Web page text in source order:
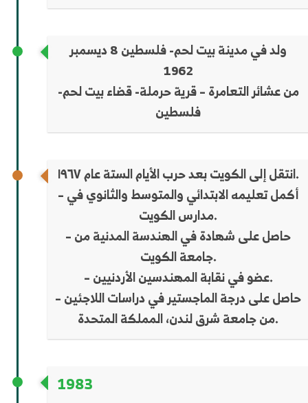
ولد في مدينة بيت لحم- فلسطين 8 ديسمبر
1962
من عشائر التعامرة – قرية حرملة- قضاء بيت لحم-
فلسطين
انتقل إلى الكويت بعد حرب الأيام الستة عام ١٩٦٧.
– أكمل تعليمه الابتدائي والمتوسط ​​والثانوي في
مدارس الكويت.
– حاصل على شهادة في الهندسة المدنية من
جامعة الكويت.
– عضو في نقابة المهندسين الأردنيين.
– حاصل على درجة الماجستير في دراسات اللاجئين
من جامعة شرق لندن، المملكة المتحدة.
1983